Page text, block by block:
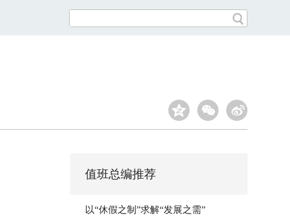
值班总编推荐
以“休假之制”求解“发展之需”